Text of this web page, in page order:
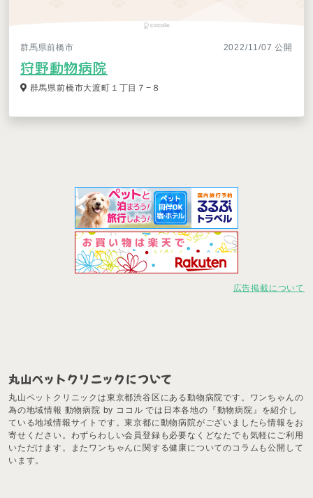
群馬県前橋市 2022/11/07 公開
狩野動物病院
群馬県前橋市大渡町１丁目７−８
広告掲載について
丸山ペットクリニックについて
丸山ペットクリニックは東京都渋谷区にある動物病院です。ワンちゃんの
為の地域情報 動物病院 by ココル では日本各地の『動物病院』を紹介し
ている地域情報サイトです。東京都に動物病院がございましたら情報をお
寄せください。わずらわしい会員登録も必要なくどなたでも気軽にご利用
いただけます。またワンちゃんに関する健康についてのコラムも公開して
います。